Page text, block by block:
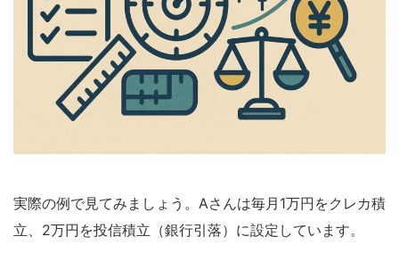
実際の例で見てみましょう。Aさんは毎月1万円をクレカ積
立、2万円を投信積立（銀行引落）に設定しています。